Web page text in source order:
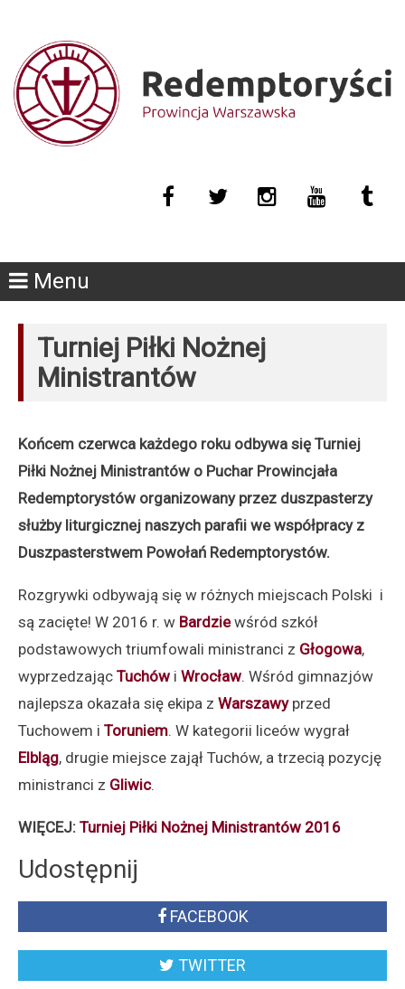
Menu
Turniej Piłki Nożnej
Ministrantów
Końcem czerwca każdego roku odbywa się Turniej
Piłki Nożnej Ministrantów o Puchar Prowincjała
Redemptorystów organizowany przez duszpasterzy
służby liturgicznej naszych parafii we współpracy z
Duszpasterstwem Powołań Redemptorystów.
Rozgrywki odbywają się w różnych miejscach Polski i
są zacięte! W 2016 r. w Bardziewśród szkół
podstawowych triumfowali ministranci z Głogowa,
wyprzedzając Tuchów i Wrocław. Wśród gimnazjów
najlepsza okazała się ekipa z Warszawyprzed
Tuchowem i Toruniem. W kategorii liceów wygrał
Elbląg, drugie miejsce zajął Tuchów, a trzecią pozycję
ministranci z Gliwic.
WIĘCEJ: Turniej Piłki Nożnej Ministrantów 2016
Udostępnij
FACEBOOK
TWITTER